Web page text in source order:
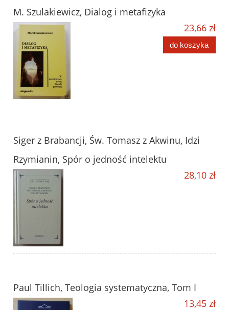
M. Szulakiewicz, Dialog i metafizyka
23,66 zł
do koszyka
Siger z Brabancji, Św. Tomasz z Akwinu, Idzi
Rzymianin, Spór o jedność intelektu
28,10 zł
Paul Tillich, Teologia systematyczna, Tom I
13,45 zł